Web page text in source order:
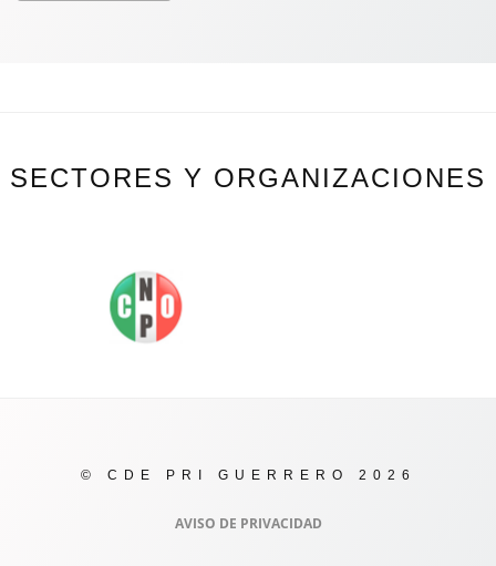
SECTORES Y ORGANIZACIONES
© CDE PRI GUERRERO 2026
AVISO DE PRIVACIDAD